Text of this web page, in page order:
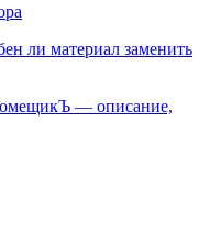
ли материал заменить
— описание,